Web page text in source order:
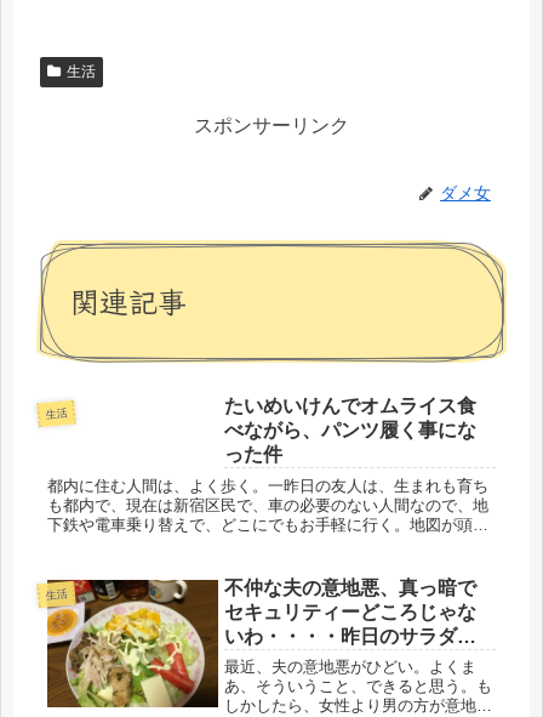
生活
スポンサーリンク
ダメ女
関連記事
生活
たいめいけんでオムライス食
べながら、パンツ履く事にな
った件
都内に住む人間は、よく歩く。一昨日の友人は、生まれも育ち
も都内で、現在は新宿区民で、車の必要のない人間なので、地
下鉄や電車乗り替えで、どこにでもお手軽に行く。地図が頭に
生活
不仲な夫の意地悪、真っ暗で
セキュリティーどころじゃな
いわ・・・・昨日のサラダ弁
当・のせのせ晩ごはん、
最近、夫の意地悪がひどい。よくま
あ、そういうこと、できると思う。も
しかしたら、女性より男の方が意地が